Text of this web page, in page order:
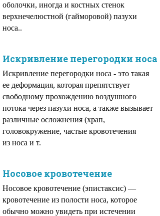
оболочки, иногда и костных стенок
верхнечелюстнoй (гайморовой) пазухи
носа..
Искривление перегородки носа
Искривление перегородки носа - это такая
ее деформация, которая препятствует
свободному прохождению воздушного
потока через пазухи носа, а также вызывает
различные осложнения (храп,
головокружение, частые кровотечения
из носа и т.
Носовое кровотечение
Носовое кровотечение (эпистаксис) —
кровотечение из полости носа, которое
обычно можно увидеть при истечении